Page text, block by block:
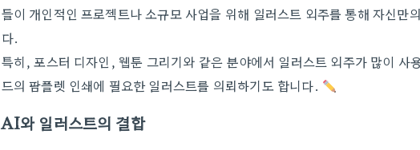
들이 개인적인 프로젝트나 소규모 사업을 위해 일러스트 외주를 통해 자신만
다.
특히, 포스터 디자인, 웹툰 그리기와 같은 분야에서 일러스트 외주가 많이 사
드의 팜플렛 인쇄에 필요한 일러스트를 의뢰하기도 합니다.
AI와 일러스트의 결합